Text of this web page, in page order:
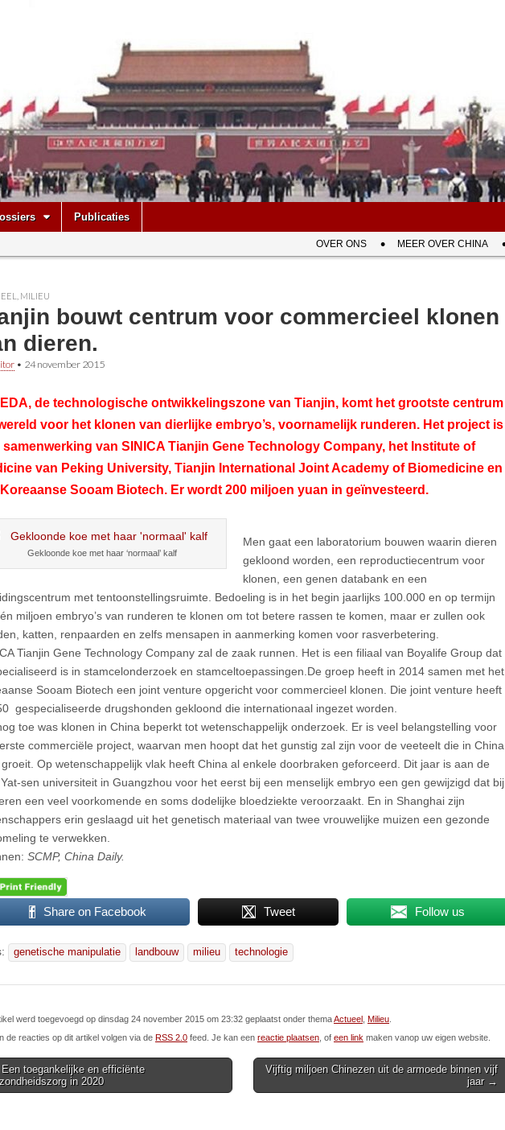
Publicaties
OVER ONS MEER OVER CHINA
MILIEU
bouwt centrum voor commercieel klonen
dieren.
• 24 november 2015
de technologische ontwikkelingszone van Tianjin, komt het grootste centrum
voor het klonen van dierlijke embryo’s, voornamelijk runderen. Het project is
samenwerking van SINICA Tianjin Gene Technology Company, het Institute of
van Peking University, Tianjin International Joint Academy of Biomedicine en
Sooam Biotech. Er wordt 200 miljoen yuan in geïnvesteerd.
Gekloonde koe met haar ‘normaal’ kalf
Men gaat een laboratorium bouwen waarin dieren
gekloond worden, een reproductiecentrum voor
klonen, een genen databank en een
met tentoonstellingsruimte. Bedoeling is in het begin jaarlijks 100.000 en op termijn
miljoen embryo’s van runderen te klonen om tot betere rassen te komen, maar er zullen ook
katten, renpaarden en zelfs mensapen in aanmerking komen voor rasverbetering.
Tianjin Gene Technology Company zal de zaak runnen. Het is een filiaal van Boyalife Group dat
is in stamcelonderzoek en stamceltoepassingen.De groep heeft in 2014 samen met het
Sooam Biotech een joint venture opgericht voor commercieel klonen. Die joint venture heeft
gespecialiseerde drugshonden gekloond die internationaal ingezet worden.
toe was klonen in China beperkt tot wetenschappelijk onderzoek. Er is veel belangstelling voor
commerciële project, waarvan men hoopt dat het gunstig zal zijn voor de veeteelt die in China
Op wetenschappelijk vlak heeft China al enkele doorbraken geforceerd. Dit jaar is aan de
sen universiteit in Guangzhou voor het eerst bij een menselijk embryo een gen gewijzigd dat bij
een veel voorkomende en soms dodelijke bloedziekte veroorzaakt. En in Shanghai zijn
erin geslaagd uit het genetisch materiaal van twee vrouwelijke muizen een gezonde
te verwekken.
SCMP, China Daily.
Share on Facebook Tweet Follow us
genetische manipulatie landbouw milieu technologie
werd toegevoegd op dinsdag 24 november 2015 om 23:32 geplaatst onder themaActueel Milieu
de reacties op dit artikel volgen via de RSS 2.0 feed. Je kan een reactie plaatsen , of een link maken vanop uw eigen website.
toegankelijke en efficiënte
in 2020
Vijftig miljoen Chinezen uit de armoede binnen vijf
jaar →